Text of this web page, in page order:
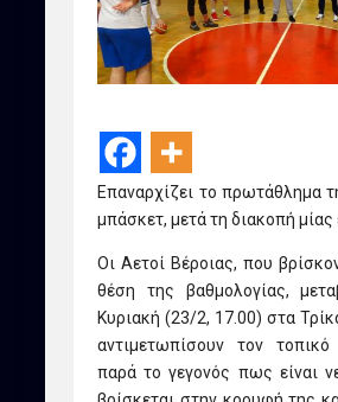
Επαναρχίζει το πρωτάθλημα
μπάσκετ, μετά τη διακοπή μίας
Οι Αετοί Βέροιας, που
θέση της βαθμολογίας,
Κυριακή (23/2, 17.00) στα
αντιμετωπίσουν τον
παρά το γεγονός πως είναι